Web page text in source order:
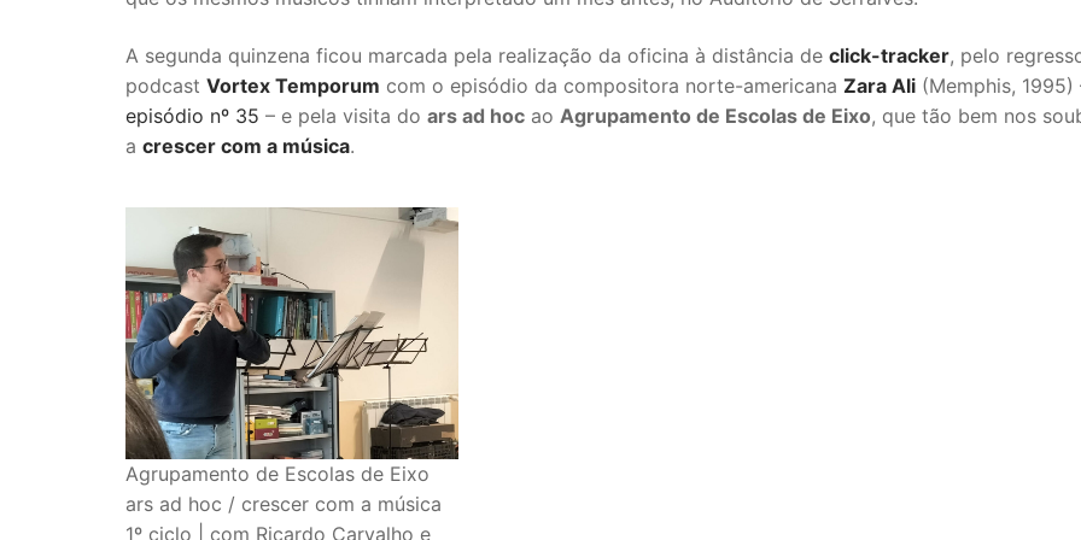
A segunda quinzena ficou marcada pela realização da oficina à distância de click-tracker, pelo
podcast Vortex Temporum com o episódio da compositora norte-americana Zara Ali (Memphis, 1995)
episódio nº 35 – e pela visita do ars ad hoc ao Agrupamento de Escolas de Eixo, que tão bem nos
a crescer com a música.
Agrupamento de Escolas de Eixo
ars ad hoc / crescer com a música
1º ciclo | com Ricardo Carvalho e